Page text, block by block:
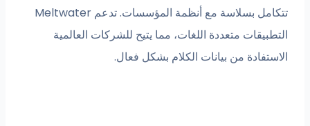
تتكامل بسلاسة مع أنظمة المؤسسات. تدعم Meltwater
التطبيقات متعددة اللغات، مما يتيح للشركات العالمية
الاستفادة من بيانات الكلام بشكل فعال.